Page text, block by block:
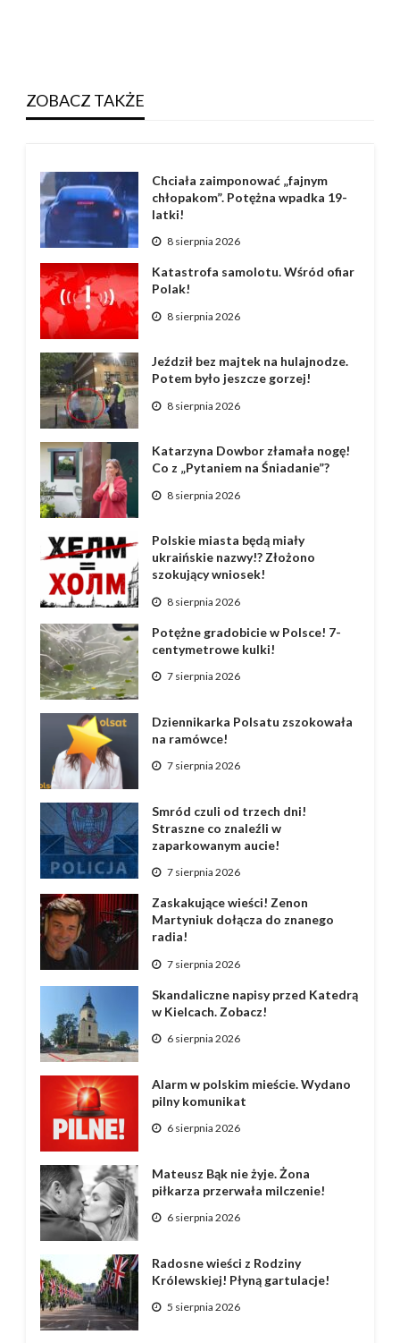
ZOBACZ TAKŻE
Chciała zaimponować „fajnym
chłopakom”. Potężna wpadka 19-
latki!
8 sierpnia 2026
Katastrofa samolotu. Wśród ofiar
Polak!
8 sierpnia 2026
Jeździł bez majtek na hulajnodze.
Potem było jeszcze gorzej!
8 sierpnia 2026
Katarzyna Dowbor złamała nogę!
Co z „Pytaniem na Śniadanie”?
8 sierpnia 2026
Polskie miasta będą miały
ukraińskie nazwy!? Złożono
szokujący wniosek!
8 sierpnia 2026
Potężne gradobicie w Polsce! 7-
centymetrowe kulki!
7 sierpnia 2026
Dziennikarka Polsatu zszokowała
na ramówce!
7 sierpnia 2026
Smród czuli od trzech dni!
Straszne co znaleźli w
zaparkowanym aucie!
7 sierpnia 2026
Zaskakujące wieści! Zenon
Martyniuk dołącza do znanego
radia!
7 sierpnia 2026
Skandaliczne napisy przed Katedrą
w Kielcach. Zobacz!
6 sierpnia 2026
Alarm w polskim mieście. Wydano
pilny komunikat
6 sierpnia 2026
Mateusz Bąk nie żyje. Żona
piłkarza przerwała milczenie!
6 sierpnia 2026
Radosne wieści z Rodziny
Królewskiej! Płyną gartulacje!
5 sierpnia 2026